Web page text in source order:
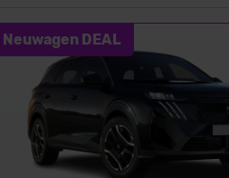
Neuwagen DEAL